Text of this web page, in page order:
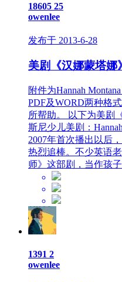
18605 25
owenlee
发布于 2013-6-28
美剧《汉娜蒙塔娜
附件为Hannah
PDF及WORD两种格
所帮助。 以下为美剧
斯尼少儿美剧：
2007年首次播出以后
热烈追棒。不少英语
师》这部剧，当作孩
1391 2
owenlee